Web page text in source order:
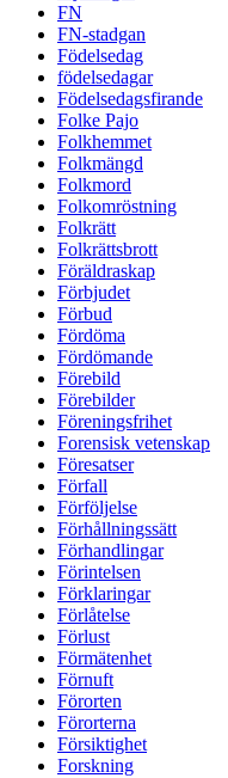
FN
FN-stadgan
Födelsedag
födelsedagar
Födelsedagsfirande
Folke Pajo
Folkhemmet
Folkmängd
Folkmord
Folkomröstning
Folkrätt
Folkrättsbrott
Föräldraskap
Förbjudet
Förbud
Fördöma
Fördömande
Förebild
Förebilder
Föreningsfrihet
Forensisk vetenskap
Föresatser
Förfall
Förföljelse
Förhållningssätt
Förhandlingar
Förintelsen
Förklaringar
Förlåtelse
Förlust
Förmätenhet
Förnuft
Förorten
Förorterna
Försiktighet
Forskning